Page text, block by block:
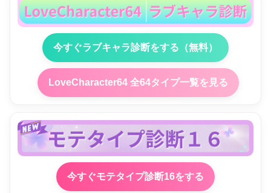
今すぐラブキャラ診断をする（無料）
LoveCharacter64 全64タイプ一覧を見る
今すぐモテタイプ診断16をする